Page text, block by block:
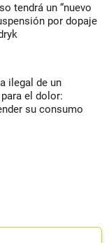
tendrá un “nuevo
por dopaje
ilegal de un
el dolor:
su consumo